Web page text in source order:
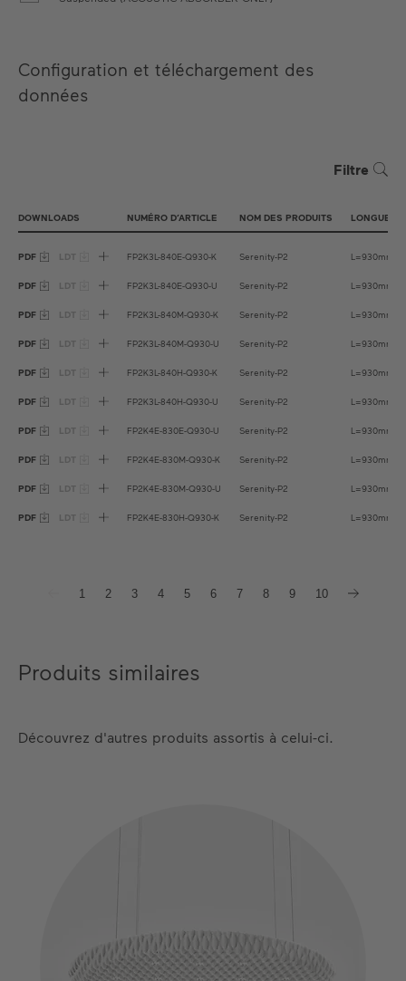
Configuration et téléchargement des
données
Filtre
DOWNLOADS NUMÉRO D’ARTICLE NOM DES PRODUITS
PDF LDT FP2K3L-840E-Q930-K Serenity-P2 L=930mm
PDF LDT FP2K3L-840E-Q930-U Serenity-P2 L=930mm
PDF LDT FP2K3L-840M-Q930-K Serenity-P2 L=930mm
PDF LDT FP2K3L-840M-Q930-U Serenity-P2 L=930mm
PDF LDT FP2K3L-840H-Q930-K Serenity-P2 L=930mm
PDF LDT FP2K3L-840H-Q930-U Serenity-P2 L=930mm
PDF LDT FP2K4E-830E-Q930-U Serenity-P2 L=930mm
PDF LDT FP2K4E-830M-Q930-K Serenity-P2 L=930mm
PDF LDT FP2K4E-830M-Q930-U Serenity-P2 L=930mm
PDF LDT FP2K4E-830H-Q930-K Serenity-P2 L=930mm
1 2 3 4 5 6 7 8 9 10
Produits similaires
Découvrez d'autres produits assortis à celui-ci.